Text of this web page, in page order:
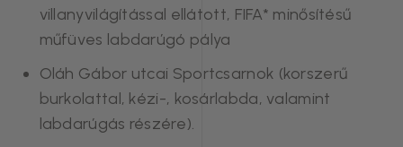
villanyvilágítással ellátott, FIFA* minősítésű
műfüves labdarúgó pálya
Oláh Gábor utcai Sportcsarnok (korszerű
burkolattal, kézi-, kosárlabda, valamint
labdarúgás részére).